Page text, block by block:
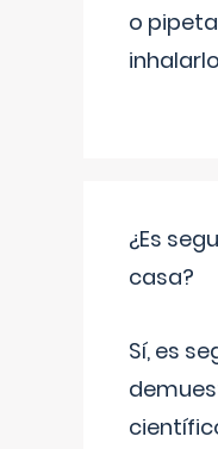
o
¿Es
casa?
Sí, es